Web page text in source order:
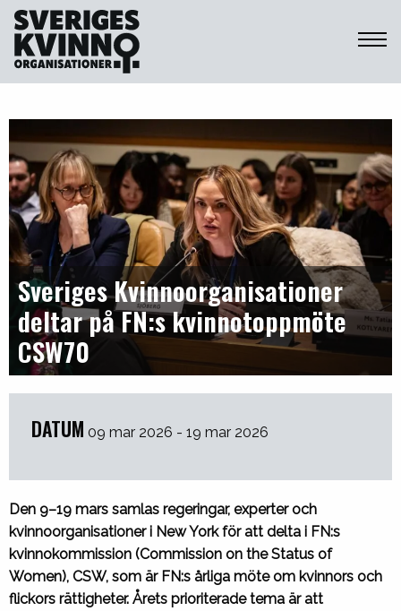
Sveriges Kvinnoorganisationer
Sveriges Kvinnoorganisationer
deltar på FN:s kvinnotoppmöte
CSW70
DATUM 09 mar 2026 - 19 mar 2026
Den 9–19 mars samlas regeringar, experter och
kvinnoorganisationer i New York för att delta i FN:s
kvinnokommission (Commission on the Status of
Women), CSW, som är FN:s årliga möte om kvinnors och
flickors rättigheter. Årets prioriterade tema är att